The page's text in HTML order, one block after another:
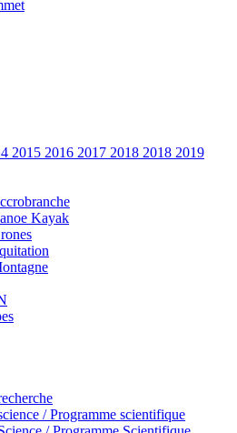
2015 2016 2017 2018 2018 2019
Kayak
/ Programme scientifique